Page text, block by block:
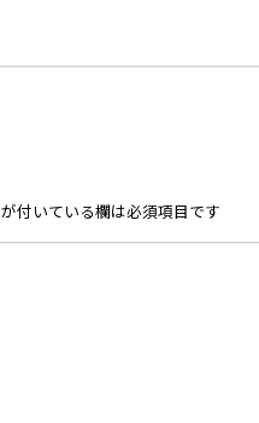
が付いている欄は必須項目です